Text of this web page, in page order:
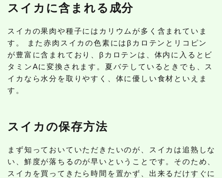
スイカに含まれる成分
スイカの果肉や種子にはカリウムが多く含まれていま
す。 また赤肉スイカの色素にはβカロテンとリコピン
が豊富に含まれており、βカロテンは、体内に入るとビ
タミンAに変換されます。夏バテしているときでも、ス
イカなら水分を取りやすく、体に優しい食材といえま
す。
スイカの保存方法
まず知っておいていただきたいのが、スイカは追熟しな
い、鮮度が落ちるのが早いということです。そのため、
スイカを買ってきたら時間を置かず、出来るだけすぐに